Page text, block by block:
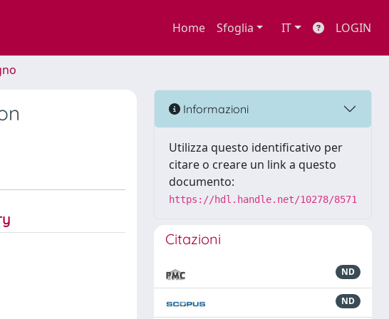
Home Sfoglia IT LOGIN
Informazioni
Utilizza questo identificativo per
citare o creare un link a questo
documento:
https://hdl.handle.net/10278/8571
Citazioni
ND
ND